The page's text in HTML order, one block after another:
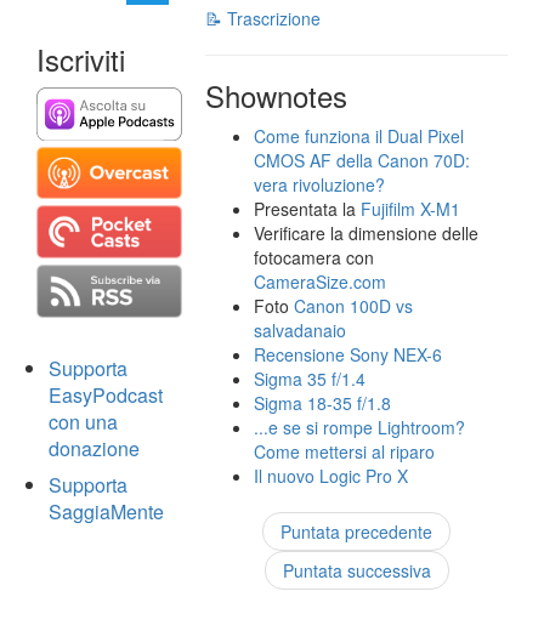
Iscriviti
Supporta
EasyPodcast
con una
donazione
Supporta
SaggiaMente
📝 Trascrizione
Shownotes
Come funziona il Dual Pixel
CMOS AF della Canon 70D:
vera rivoluzione?
Presentata la Fujifilm X-M1
Verificare la dimensione delle
fotocamera con
CameraSize.com
FotoCanon 100D vs
salvadanaio
Recensione Sony NEX-6
Sigma 35 f/1.4
Sigma 18-35 f/1.8
...e se si rompe Lightroom?
Come mettersi al riparo
Il nuovo Logic Pro X
Puntata precedente
Puntata successiva